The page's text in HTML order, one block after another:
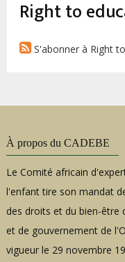
Right to
S'abonner à Right
À propos du CADEBE
Le Comité africain
l'enfant tire son mandat
des droits et du bien-être
et de gouvernement de
vigueur le 29 novembre